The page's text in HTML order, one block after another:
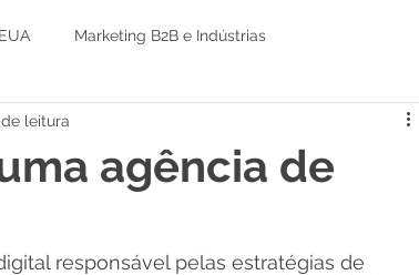
Marketing B2B e Indústrias
Advisor e CMO as a Service IA e GEO no Marketing
agência de
leitura
responsável pelas estratégias de